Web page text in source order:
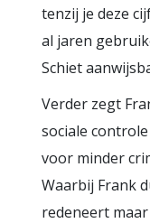
tenzij je deze
al jaren
Schiet
Verder zegt
sociale
voor minder
Waarbij Frank
redeneert